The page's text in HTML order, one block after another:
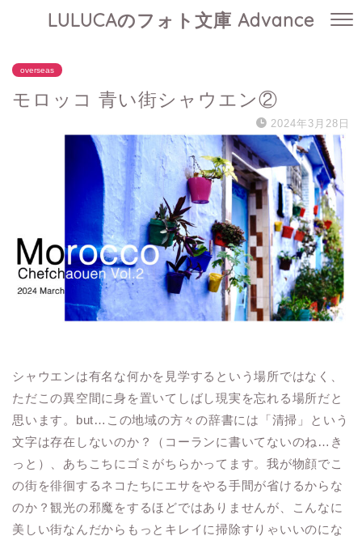
LULUCAのフォト文庫 Advance
overseas
モロッコ 青い街シャウエン②
2024年3月28日
シャウエンは有名な何かを見学するという場所ではなく、
ただこの異空間に身を置いてしばし現実を忘れる場所だと
思います。but…この地域の方々の辞書には「清掃」という
文字は存在しないのか？（コーランに書いてないのね…き
っと）、あちこちにゴミがちらかってます。我が物顔でこ
の街を徘徊するネコたちにエサをやる手間が省けるからな
のか？観光の邪魔をするほどではありませんが、こんなに
美しい街なんだからもっとキレイに掃除すりゃいいのにな